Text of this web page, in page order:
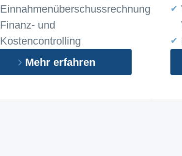
Einnahmenüberschussrechnung
Finanz- und
Kostencontrolling
Mehr erfahren